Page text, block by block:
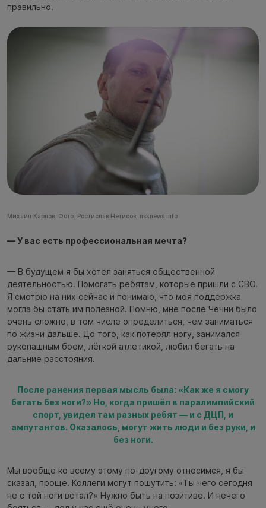
правильно.
Михаил Карпов. Фото: Ростислав Нетисов, nsknews.info
— У вас есть профессиональная мечта?
— В будущем я бы хотел заняться общественной
деятельностью. Помогать ребятам, которые пришли с СВО.
Я смотрю на них сейчас и понимаю, что моя поддержка
могла бы стать им полезной. Помню, мне после Чечни было
очень сложно, в том числе определиться, чем заниматься
по жизни дальше. До того, как потерял ногу, занимался
рукопашным боем, лёгкой атлетикой, любил бегать на
дальние расстояния.
После ранения первая мысль была: «Как же я смогу
бегать без ноги?» Но, когда пришёл в паралимпийский
спорт, увидел там разных ребят — и с ДЦП, и
ампутантов. Оказалось, могут жить люди и без руки, и
без ноги.
Мы вообще ко всему этому по-другому относимся, я бы
сказал, проще. Коллеги могут пошутить: «Ты чего сегодня
не с той ноги встал?» Нужно быть на позитиве. И нечего